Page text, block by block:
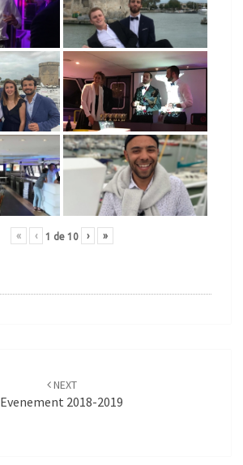
« ‹ 1 de 10 › »
NEXT
Evenement 2018-2019